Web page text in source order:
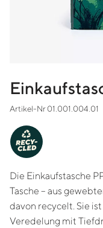
Artikel-Nr 01.001.004.01
RECY-
CLED
Die Einkaufstasche
Tasche – aus
davon recycelt. Sie
Veredelung mit